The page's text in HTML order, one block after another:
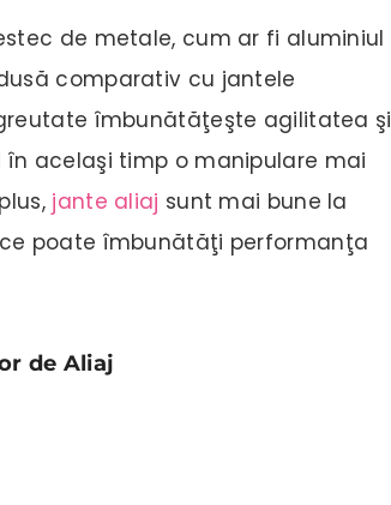
de metale, cum ar fi aluminiul
comparativ cu jantele
îmbunătăţeşte agilitatea şi
acelaşi timp o manipulare mai
jante aliaj sunt mai bune la
poate îmbunătăţi performanţa
de Aliaj